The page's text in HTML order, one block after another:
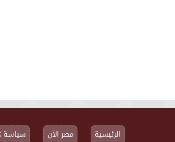
الرئيسية مصر الآن سياسة X سياسة